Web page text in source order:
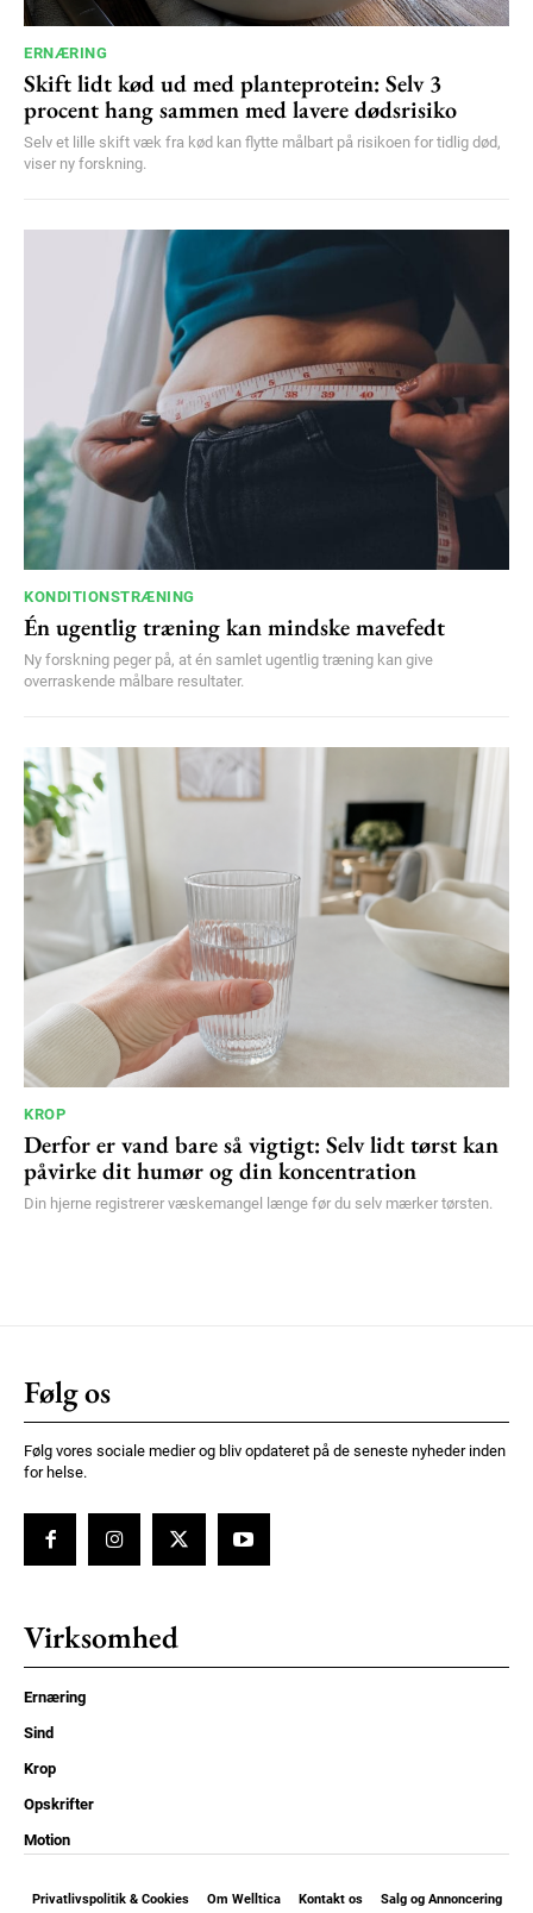
ERNÆRING
Skift lidt kød ud med planteprotein: Selv 3
procent hang sammen med lavere dødsrisiko
Selv et lille skift væk fra kød kan flytte målbart på risikoen for tidlig død,
viser ny forskning.
KONDITIONSTRÆNING
Én ugentlig træning kan mindske mavefedt
Ny forskning peger på, at én samlet ugentlig træning kan give
overraskende målbare resultater.
KROP
Derfor er vand bare så vigtigt: Selv lidt tørst kan
påvirke dit humør og din koncentration
Din hjerne registrerer væskemangel længe før du selv mærker tørsten.
Følg os
Følg vores sociale medier og bliv opdateret på de seneste nyheder inden
for helse.
Virksomhed
Ernæring
Sind
Krop
Opskrifter
Motion
Privatlivspolitik & Cookies Om Welltica Kontakt os Salg og Annoncering